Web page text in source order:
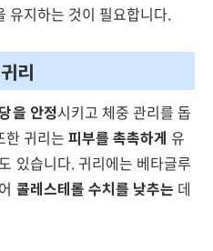
유지하는 것이 필요합니다.
리
을 안정시키고 체중 관리를 돕
한 귀리는 피부를 촉촉하게 유
있습니다. 귀리에는 베타글루
콜레스테롤 수치를 낮추는 데